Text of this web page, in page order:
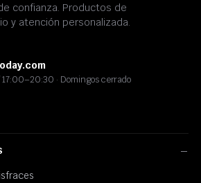
confianza. Productos de
y atención personalizada.
· Domingos cerrado